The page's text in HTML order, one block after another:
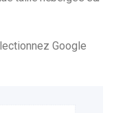
Google